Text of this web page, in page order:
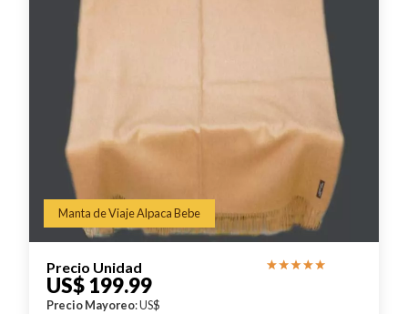
Manta de Viaje Alpaca Bebe
Precio Unidad
US$ 199.99
Precio Mayoreo: US$